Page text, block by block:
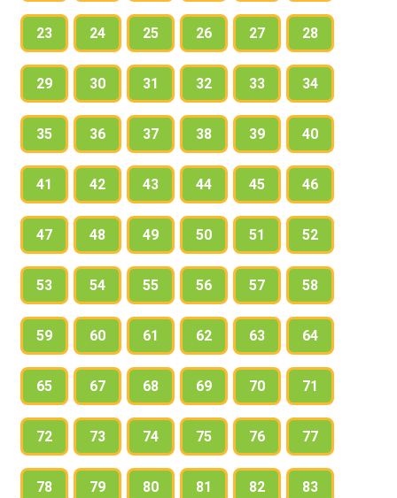
23 24 25 26 27 28
29 30 31 32 33 34
35 36 37 38 39 40
41 42 43 44 45 46
47 48 49 50 51 52
53 54 55 56 57 58
59 60 61 62 63 64
65 67 68 69 70 71
72 73 74 75 76 77
78 79 80 81 82 83